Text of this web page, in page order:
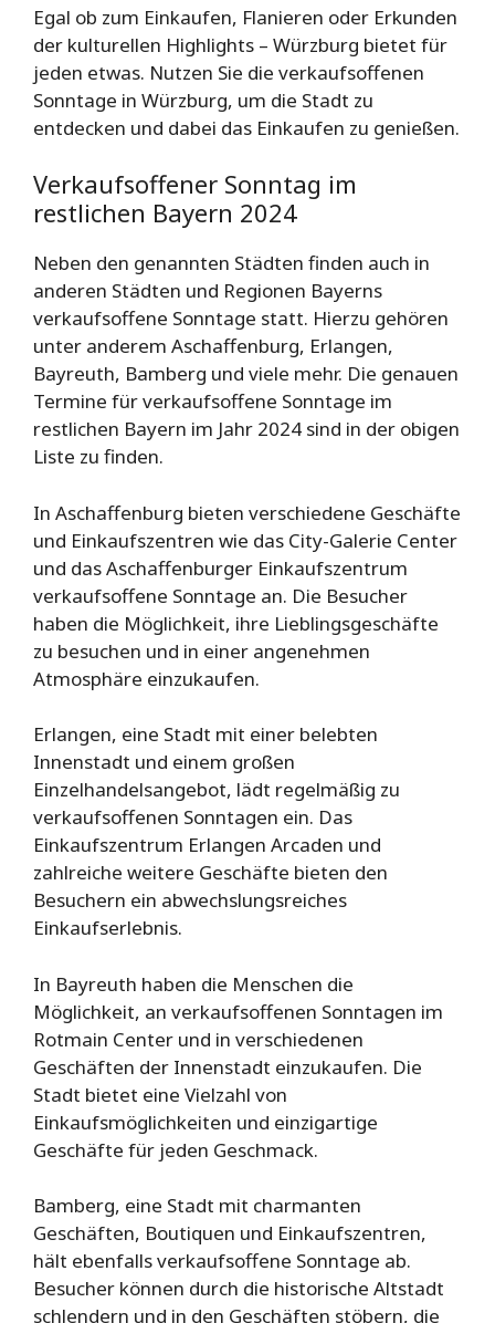
Egal ob zum Einkaufen, Flanieren oder Erkunden
der kulturellen Highlights – Würzburg bietet für
jeden etwas. Nutzen Sie die verkaufsoffenen
Sonntage in Würzburg, um die Stadt zu
entdecken und dabei das Einkaufen zu genießen.
Verkaufsoffener Sonntag im
restlichen Bayern 2024
Neben den genannten Städten finden auch in
anderen Städten und Regionen Bayerns
verkaufsoffene Sonntage statt. Hierzu gehören
unter anderem Aschaffenburg, Erlangen,
Bayreuth, Bamberg und viele mehr. Die genauen
Termine für verkaufsoffene Sonntage im
restlichen Bayern im Jahr 2024 sind in der obigen
Liste zu finden.
In Aschaffenburg bieten verschiedene Geschäfte
und Einkaufszentren wie das City-Galerie Center
und das Aschaffenburger Einkaufszentrum
verkaufsoffene Sonntage an. Die Besucher
haben die Möglichkeit, ihre Lieblingsgeschäfte
zu besuchen und in einer angenehmen
Atmosphäre einzukaufen.
Erlangen, eine Stadt mit einer belebten
Innenstadt und einem großen
Einzelhandelsangebot, lädt regelmäßig zu
verkaufsoffenen Sonntagen ein. Das
Einkaufszentrum Erlangen Arcaden und
zahlreiche weitere Geschäfte bieten den
Besuchern ein abwechslungsreiches
Einkaufserlebnis.
In Bayreuth haben die Menschen die
Möglichkeit, an verkaufsoffenen Sonntagen im
Rotmain Center und in verschiedenen
Geschäften der Innenstadt einzukaufen. Die
Stadt bietet eine Vielzahl von
Einkaufsmöglichkeiten und einzigartige
Geschäfte für jeden Geschmack.
Bamberg, eine Stadt mit charmanten
Geschäften, Boutiquen und Einkaufszentren,
hält ebenfalls verkaufsoffene Sonntage ab.
Besucher können durch die historische Altstadt
schlendern und in den Geschäften stöbern, die